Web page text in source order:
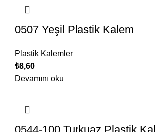
0507 Yeşil Plastik Kalem
Plastik Kalemler
₺8,60
Devamını oku
0544-100 Turkuaz Plastik